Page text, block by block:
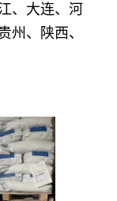
、大连、河
州、陕西、